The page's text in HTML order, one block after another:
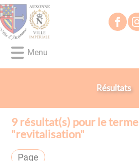
Lien
d'accès
rapide
au
menu
Lien
d'accès
rapide
au
contenu
Lien
d'accès
rapide
Lien
d'accès
rapide
au
pied
Menu
Résultats
9résultat(s) pour le terme
"revitalisation"
Page
Panneau de gestion des cookies